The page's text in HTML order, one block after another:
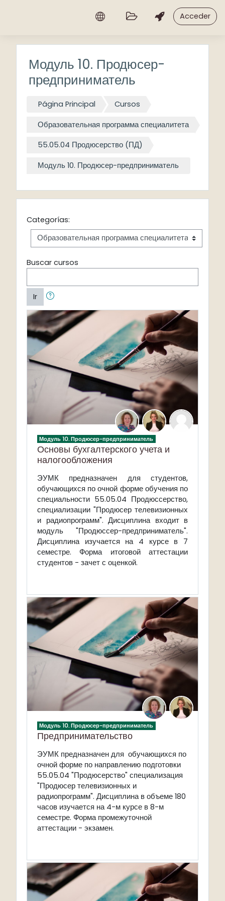
Acceder
Модуль 10. Продюсер-
предприниматель
Página Principal Cursos
Образовательная программа специалитета
55.05.04 Продюсерство (ПД)
Модуль 10. Продюсер-предприниматель
Categorías:
Buscar cursos
Ir
Модуль 10. Продюсер-предприниматель
Основы бухгалтерского учета и
налогообложения
ЭУМК предназначен для студентов,
обучающихся по очной форме обучения по
специальности 55.05.04 Продюссерство,
специализации "Продюсер телевизионных
и радиопрограмм". Дисциплина входит в
модуль "Продюссер-предприниматель".
Дисциплина изучается на 4 курсе в 7
семестре. Форма итоговой аттестации
студентов - зачет с оценкой.
Модуль 10. Продюсер-предприниматель
Предпринимательство
ЭУМК предназначен для обучающихся по
очной форме по направлению подготовки
55.05.04 "Продюсерство" специализация
"Продюсер телевизионных и
радиопрограмм". Дисциплина в объеме 180
часов изучается на 4-м курсе в 8-м
семестре. Форма промежуточной
аттестации - экзамен.